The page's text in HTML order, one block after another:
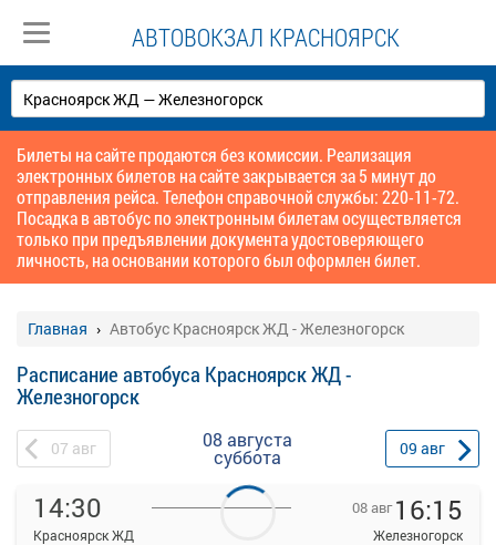
АВТОВОКЗАЛ КРАСНОЯРСК
Билеты на сайте продаются без комиссии. Реализация
электронных билетов на сайте закрывается за 5 минут до
отправления рейса. Телефон справочной службы: 220-11-72.
Посадка в автобус по электронным билетам осуществляется
только при предъявлении документа удостоверяющего
личность, на основании которого был оформлен билет.
Главная Автобус Красноярск ЖД - Железногорск
Расписание автобуса Красноярск ЖД -
Железногорск
07 авг 08 августа
суббота 09 авг
14:30
Красноярск ЖД
08 авг 16:15
Железногорск